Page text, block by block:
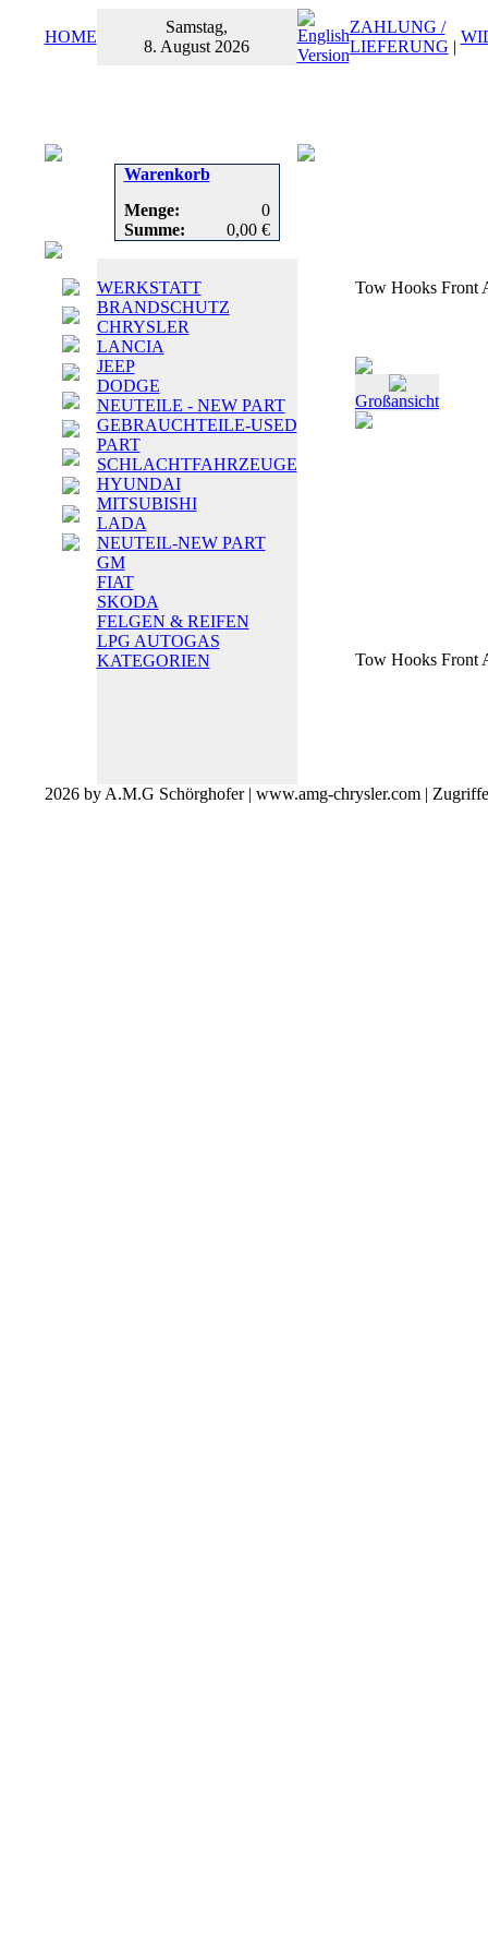
HOME
Samstag,
8. August 2026
ZAHLUNG /
LIEFERUNG |
Warenkorb
Menge:
0
Summe:
0,00 €
WERKSTATT
BRANDSCHUTZ
CHRYSLER
LANCIA
JEEP
DODGE
NEUTEILE - NEW PART
GEBRAUCHTEILE-USED
PART
SCHLACHTFAHRZEUGE
HYUNDAI
MITSUBISHI
LADA
NEUTEIL-NEW PART
GM
FIAT
SKODA
FELGEN & REIFEN
LPG AUTOGAS
KATEGORIEN
Tow Hooks Front
Großansicht
Tow Hooks Front
2026 by A.M.G Schörghofer | www.amg-chrysler.com |